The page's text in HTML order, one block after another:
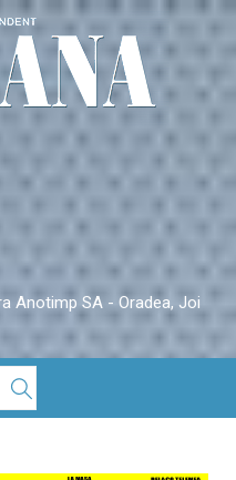
Anotimp SA - Oradea, Joi